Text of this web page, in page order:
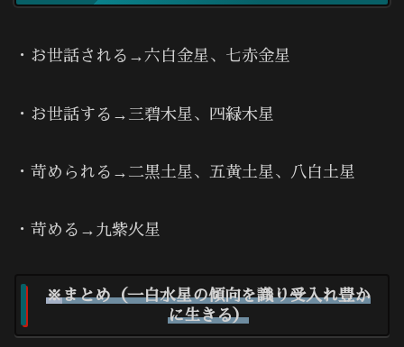
・お世話される→六白金星、七赤金星
・お世話する→三碧木星、四緑木星
・苛められる→二黒土星、五黄土星、八白土星
・苛める→九紫火星
※まとめ（一白水星の傾向を識り受入れ豊か
に生きる）